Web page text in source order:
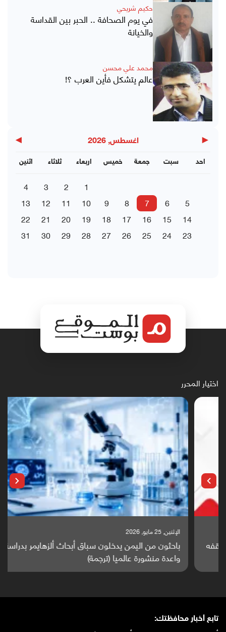
حكيم شريحي
في يوم الصحافة .. الحبر بين القداسة
والخيانة
محمد علي محسن
عالم يتشكل فأين العرب ؟!
◀ اغسطس, 2026 ▶
اثنين ثلاثاء اربعاء خميس جمعة سبت احد
1
2
3
4
5
6
7
8
9
10
11
12
13
14
15
16
17
18
19
20
21
22
23
24
25
26
27
28
29
30
31
اختيار المحرر
باحثون من اليمن يدخلون سباق أبحاث ألزهايمر بدراسة
واعدة منشورة عالميا (ترجمة)
تابع أخبار محافظتك: